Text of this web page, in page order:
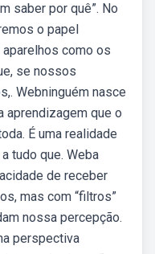
saber por quê”. No
o papel
como os
se nossos
Webninguém nasce
aprendizagem que o
É uma realidade
tudo que. Weba
de receber
mas com “filtros”
nossa percepção.
perspectiva